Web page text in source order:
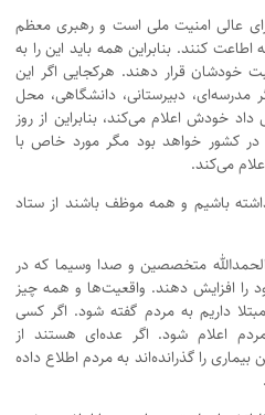
عالی امنیت ملی است و رهبری معظم
اطاعت کنند. بنابراین همه باید این را به
خودشان قرار دهند. هرکجایی اگر این
مدرسه‌ای، دبیرستانی، دانشگاهی، محل
خودش اعلام می‌کند، بنابراین از روز
کشور خواهد بود مگر مورد خاص با
می‌کند.
باشیم و همه موظف باشند از ستاد
متخصصین و صدا وسیما که در
را افزایش دهند. واقعیت‌ها و همه چیز
داریم به مردم گفته شود. اگر کسی
اعلام شود. اگر عده‌ای هستند از
را گذرانده‌اند به مردم اطلاع داده